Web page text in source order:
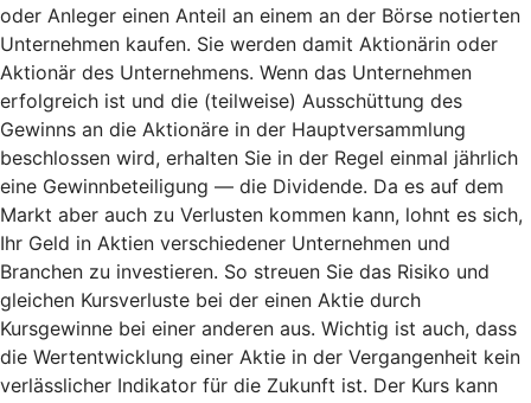
oder Anleger einen Anteil an einem an der Börse notierten
Unternehmen kaufen. Sie werden damit Aktionärin oder
Aktionär des Unternehmens. Wenn das Unternehmen
erfolgreich ist und die (teilweise) Ausschüttung des
Gewinns an die Aktionäre in der Hauptversammlung
beschlossen wird, erhalten Sie in der Regel einmal jährlich
eine Gewinnbeteiligung — die Dividende. Da es auf dem
Markt aber auch zu Verlusten kommen kann, lohnt es sich,
Ihr Geld in Aktien verschiedener Unternehmen und
Branchen zu investieren. So streuen Sie das Risiko und
gleichen Kursverluste bei der einen Aktie durch
Kursgewinne bei einer anderen aus. Wichtig ist auch, dass
die Wertentwicklung einer Aktie in der Vergangenheit kein
verlässlicher Indikator für die Zukunft ist. Der Kurs kann